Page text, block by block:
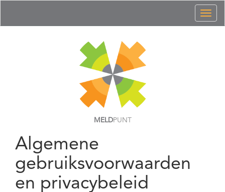
MELDPUNT
Algemene
gebruiksvoorwaarden
en privacybeleid